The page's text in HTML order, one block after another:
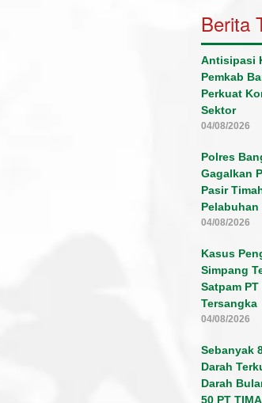
Berita
Antisipasi
Pemkab
Perkuat
Sektor
04/08/2026
Polres
Gagalkan
Pasir
04/08/2026
Kasus
Simpang
Satpam
Tersangka
04/08/2026
Sebanyak
Darah
Darah
50 PT